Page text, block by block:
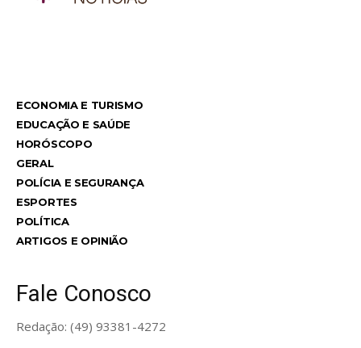
ECONOMIA E TURISMO
EDUCAÇÃO E SAÚDE
HORÓSCOPO
GERAL
POLÍCIA E SEGURANÇA
ESPORTES
POLÍTICA
ARTIGOS E OPINIÃO
Fale Conosco
Redação: (49) 93381-4272